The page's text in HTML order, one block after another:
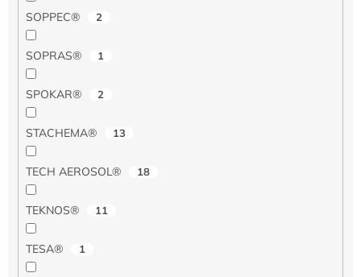
SOPPEC® 2
SOPRAS® 1
SPOKAR® 2
STACHEMA® 13
TECH AEROSOL® 18
TEKNOS® 11
TESA® 1